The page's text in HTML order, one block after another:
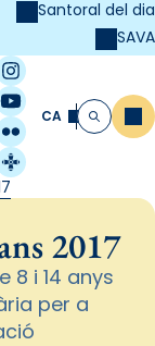
Santoral del dia
SAVA
Instagram
YouTube
Flickr
Estel
Catalunya
CA Cerca
2017
8 i 14 anys
per a